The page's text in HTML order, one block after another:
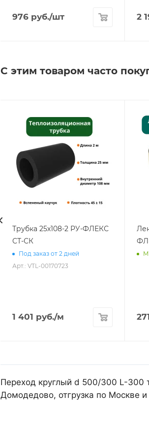
976 руб./шт 2
С этим товаром часто
Трубка 25х108-2 РУ-ФЛЕКС
СТ-СК
Под заказ от 2 дней
Арт.: VTL-00170723
1 401 руб./м
Переход круглый d 500/300 L-300
Домодедово, отгрузка по Москве